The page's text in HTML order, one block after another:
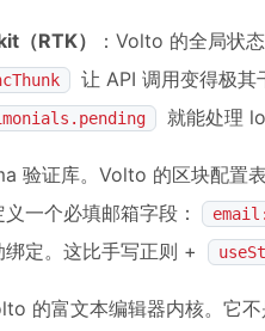
（RTK） ：Volto 的全局状
让 API 调用变得极
就能处理
验证库。Volto 的区块配置
一个必填邮箱字段：
定。这比手写正则 +
的富文本编辑器内核。它